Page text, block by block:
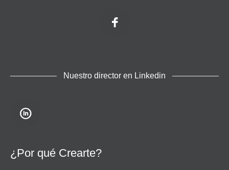
Nuestro director en Linkedin
¿Por qué Crearte?